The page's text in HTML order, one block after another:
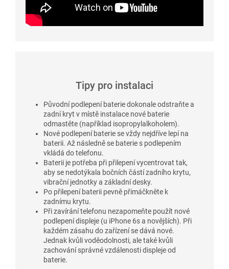
Tipy pro instalaci
Původní podlepení baterie dokonale odstraňte a
zadní kryt v místě instalace nové baterie
odmastěte (například isopropylalkoholem).
Nové podlepení baterie se vždy nejdříve lepí na
baterii. Až následně se baterie s podlepením
vkládá do telefonu.
Baterii je potřeba při přilepení vycentrovat tak,
aby se nedotýkala bočních částí zadního krytu,
vibrační jednotky a základní desky.
Po přilepení baterii pevně přimáčkněte k
zadnímu krytu.
Při zavírání telefonu nezapomeňte použít nové
podlepení displeje (u iPhone 6s a novějších). Při
každém zásahu do zařízení se dává nové.
Jednak kvůli voděodolnosti, ale také kvůli
zachování správné vzdálenosti displeje od
baterie.